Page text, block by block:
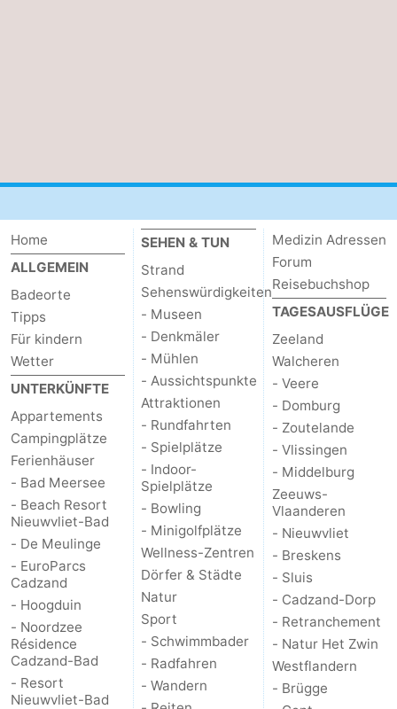
Home
ALLGEMEIN
Badeorte
Tipps
Für kindern
Wetter
UNTERKÜNFTE
Appartements
Campingplätze
Ferienhäuser
- Bad Meersee
- Beach Resort
Nieuwvliet-Bad
- De Meulinge
- EuroParcs
Cadzand
- Hoogduin
- Noordzee
Résidence
Cadzand-Bad
- Resort
Nieuwvliet-Bad
SEHEN & TUN
Strand
Sehenswürdigkeiten
- Museen
- Denkmäler
- Mühlen
- Aussichtspunkte
Attraktionen
- Rundfahrten
- Spielplätze
- Indoor-
Spielplätze
- Bowling
- Minigolfplätze
Wellness-Zentren
Dörfer & Städte
Natur
Sport
- Schwimmbader
- Radfahren
- Wandern
Medizin Adressen
Forum
Reisebuchshop
TAGESAUSFLÜGE
Zeeland
Walcheren
- Veere
- Domburg
- Zoutelande
- Vlissingen
- Middelburg
Zeeuws-
Vlaanderen
- Nieuwvliet
- Breskens
- Sluis
- Cadzand-Dorp
- Retranchement
- Natur Het Zwin
Westflandern
- Brügge